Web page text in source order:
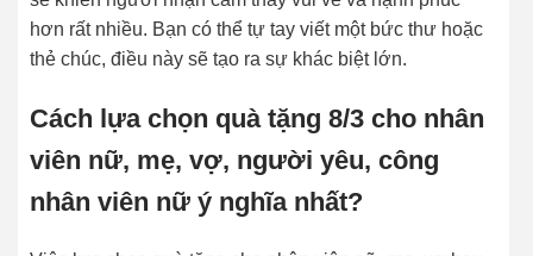
hơn rất nhiều. Bạn có thể tự tay viết một bức thư hoặc
thẻ chúc, điều này sẽ tạo ra sự khác biệt lớn.
Cách lựa chọn quà tặng 8/3 cho nhân
viên nữ, mẹ, vợ, người yêu, công
nhân viên nữ ý nghĩa nhất?